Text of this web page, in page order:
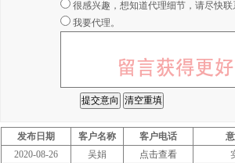
很感兴趣，想知道代理细节，请尽快联
我要代理。
发布日期 客户名称 客户电话
2020-08-26
吴娟 点击查看